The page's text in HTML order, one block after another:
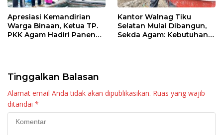
Apresiasi Kemandirian
Warga Binaan, Ketua TP.
PKK Agam Hadiri Panen
Kantor Walnag Tiku
Selatan Mulai Dibangun,
Sekda Agam: Kebutuhan
Tinggalkan Balasan
Alamat email Anda tidak akan dipublikasikan. Ruas yang wajib
ditandai *